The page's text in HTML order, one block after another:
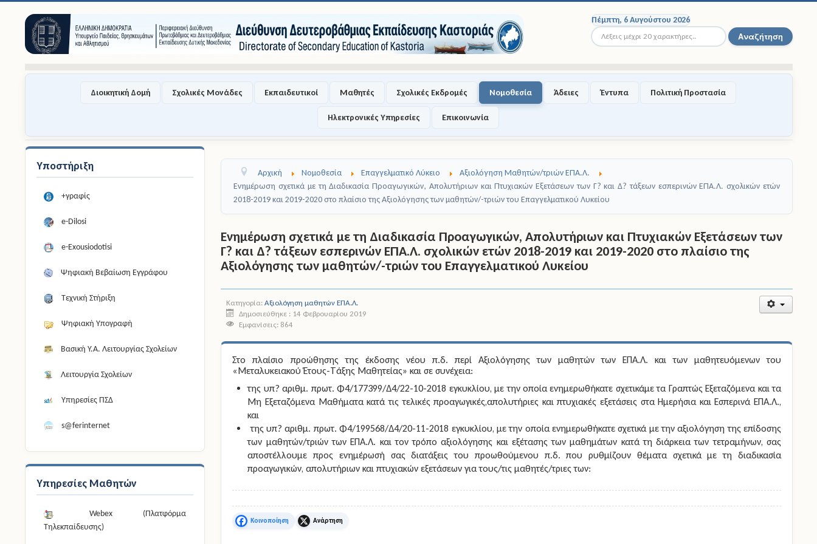
Πέμπτη, 6 Αυγούστου 2026
Αναζήτηση... Αναζήτηση
Διοικητική Δομή Σχολικές Μονάδες Εκπαιδευτικοί Μαθητές Σχολικές Εκδρομές Νομοθεσία Άδειες Έντυπα Πολιτική Προστασία
Ηλεκτρονικές Υπηρεσίες Επικοινωνία
Υποστήριξη
+γραφίς
e-Dilosi
e-Exousiodotisi
Ψηφιακή Βεβαίωση Εγγράφου
Τεχνική Στήριξη
Ψηφιακή Υπογραφή
Βασική Υ.Α. Λειτουργίας Σχολείων
Λειτουργία Σχολείων
Υπηρεσίες ΠΣΔ
s@ferinternet
Υπηρεσίες Μαθητών
Webex (Πλατφόρμα
Τηλεκπαίδευσης)
Αρχική Νομοθεσία Επαγγελματικό Λύκειο
Αξιολόγηση Μαθητών/τριών ΕΠΑ.Λ.
Ενημέρωση σχετικά με τη Διαδικασία Προαγωγικών, Απολυτήριων και Πτυχιακών Εξετάσεων των Γ? και Δ? τάξεων εσπερινών ΕΠΑ.Λ. σχολικών ετών
2018-2019 και 2019-2020 στο πλαίσιο της Αξιολόγησης των μαθητών/-τριών του Επαγγελματικού Λυκείου
Ενημέρωση σχετικά με τη Διαδικασία Προαγωγικών, Απολυτήριων και Πτυχιακών Εξετάσεων των
Γ? και Δ? τάξεων εσπερινών ΕΠΑ.Λ. σχολικών ετών 2018-2019 και 2019-2020 στο πλαίσιο της
Αξιολόγησης των μαθητών/-τριών του Επαγγελματικού Λυκείου
Κατηγορία:Αξιολόγηση μαθητών ΕΠΑ.Λ.
Δημοσιεύθηκε : 14 Φεβρουαρίου 2019
Εμφανίσεις: 864
Στο πλαίσιο προώθησης της έκδοσης νέου π.δ. περί Αξιολόγησης των μαθητών των ΕΠΑ.Λ. και των μαθητευόμενων του
«Μεταλυκειακού Έτους-Τάξης Μαθητείας» και σε συνέχεια:
της υπ? αριθμ. πρωτ. Φ4/177399/Δ4/22-10-2018 εγκυκλίου, με την οποία ενημερωθήκατε σχετικάμε τα Γραπτώς Εξεταζόμενα και τα
Μη Εξεταζόμενα Μαθήματα κατά τις τελικές προαγωγικές,απολυτήριες και πτυχιακές εξετάσεις στα Ημερήσια και Εσπερινά ΕΠΑ.Λ.,
και
της υπ? αριθμ. πρωτ. Φ4/199568/Δ4/20-11-2018 εγκυκλίου, με την οποία ενημερωθήκατε σχετικά με την αξιολόγηση της επίδοσης
των μαθητών/τριών των ΕΠΑ.Λ. και τον τρόπο αξιολόγησης και εξέτασης των μαθημάτων κατά τη διάρκεια των τετραμήνων, σας
αποστέλλουμε προς ενημέρωσή σας διατάξεις του προωθούμενου π.δ. που ρυθμίζουν θέματα σχετικά με τη διαδικασία
προαγωγικών, απολυτήριων και πτυχιακών εξετάσεων για τους/τις μαθητές/τριες των:
Facebook X